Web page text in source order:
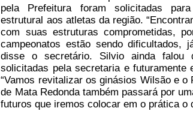
pela Prefeitura foram solicitadas
estrutural aos atletas da região.
com suas estruturas comprometidas,
campeonatos estão sendo dificultados,
disse o secretário. Silvio ainda falou
solicitadas pela secretaria e futuramente
“Vamos revitalizar os ginásios Wilsão e
de Mata Redonda também passará por
futuros que iremos colocar em o prática o